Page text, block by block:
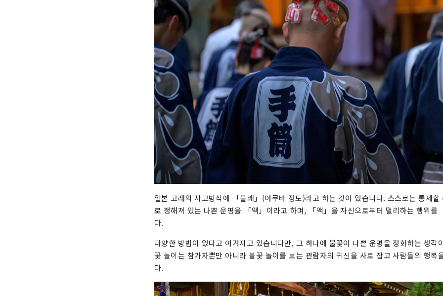
일본 고래의 사고방식에 「불쾌」(야쿠바 정도)라고 하는 것이 있습니다. 스스로는 통제
로 정해져 있는 나쁜 운명을 「액」이라고 하며, 「액」을 자신으로부터 멀리하는 행위를
다.
다양한 방법이 있다고 여겨지고 있습니다만, 그 하나에 불꽃이 나쁜 운명을 정화하는 생각
꽃 놀이는 참가자뿐만 아니라 불꽃 놀이를 보는 관람자의 귀신을 사로 잡고 사람들의 행복
다.